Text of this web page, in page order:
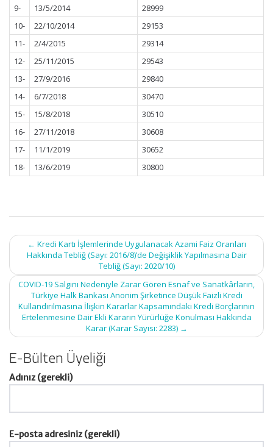
9-
13/5/2014
28999
10-
22/10/2014
29153
11-
2/4/2015
29314
12-
25/11/2015
29543
13-
27/9/2016
29840
14-
6/7/2018
30470
15-
15/8/2018
30510
16-
27/11/2018
30608
17-
11/1/2019
30652
18-
13/6/2019 30800
Post
navigation
← Kredi Kartı İşlemlerinde Uygulanacak Azami Faiz Oranları
Hakkında Tebliğ (Sayı: 2016/8)’de Değişiklik Yapılmasına Dair
Tebliğ (Sayı: 2020/10)
COVID-19 Salgını Nedeniyle Zarar Gören Esnaf ve Sanatkârların,
Türkiye Halk Bankası Anonim Şirketince Düşük Faizli Kredi
Kullandırılmasına İlişkin Kararlar Kapsamındaki Kredi Borçlarının
Ertelenmesine Dair Ekli Kararın Yürürlüğe Konulması Hakkında
Karar (Karar Sayısı: 2283) →
E-Bülten Üyeliği
Adınız (gerekli)
E-posta adresiniz (gerekli)